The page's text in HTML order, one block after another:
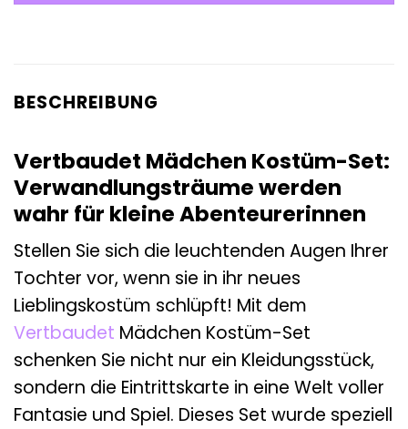
BESCHREIBUNG
Vertbaudet Mädchen Kostüm-Set:
Verwandlungsträume werden
wahr für kleine Abenteurerinnen
Stellen Sie sich die leuchtenden Augen Ihrer
Tochter vor, wenn sie in ihr neues
Lieblingskostüm schlüpft! Mit dem
Vertbaudet Mädchen Kostüm-Set
schenken Sie nicht nur ein Kleidungsstück,
sondern die Eintrittskarte in eine Welt voller
Fantasie und Spiel. Dieses Set wurde speziell